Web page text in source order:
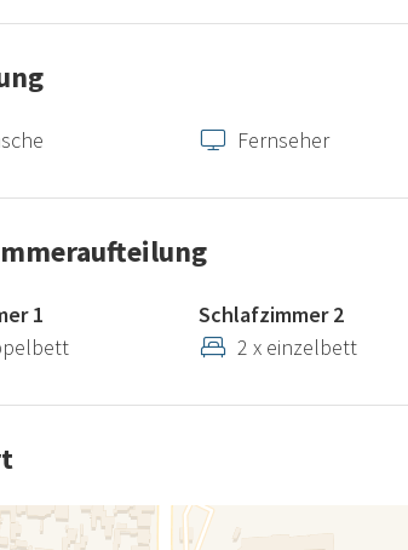
Fernseher
1
Schlafzimmer 2
2 x einzelbett